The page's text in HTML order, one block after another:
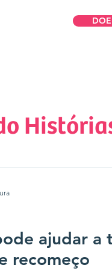
DOE
ajudar a
recomeço